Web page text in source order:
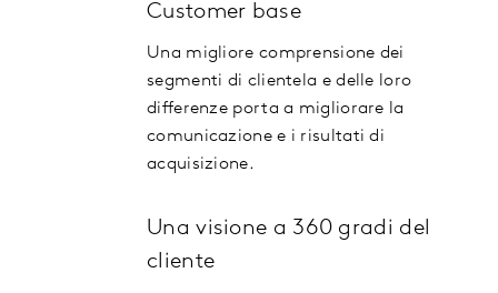
Customer base
Una migliore comprensione dei
segmenti di clientela e delle loro
differenze porta a migliorare la
comunicazione e i risultati di
acquisizione.
Una visione a 360 gradi del
cliente